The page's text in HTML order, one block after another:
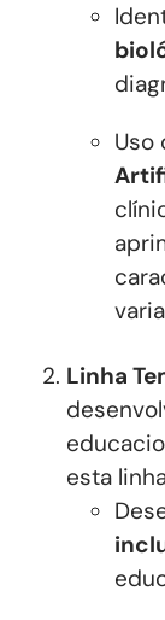
Uso
Linha
esta